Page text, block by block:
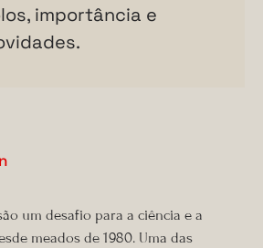
importância e
um desafio para a ciência e a
meados de 1980. Uma das